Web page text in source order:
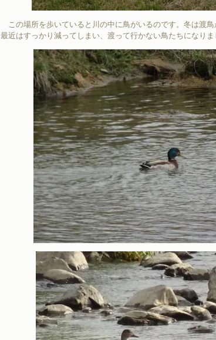
この場所を歩いていると川の中に鳥がいるのです。冬は渡鳥
最近はすっかり減ってしまい、渡って行かない鳥たちになり